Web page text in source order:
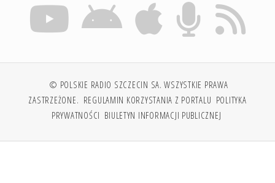
© POLSKIE RADIO SZCZECIN SA. WSZYSTKIE PRAWA
ZASTRZEŻONE. REGULAMIN KORZYSTANIA Z PORTALU POLITYKA
PRYWATNOŚCI BIULETYN INFORMACJI PUBLICZNEJ